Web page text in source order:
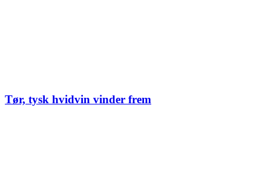
Tør, tysk hvidvin vinder frem